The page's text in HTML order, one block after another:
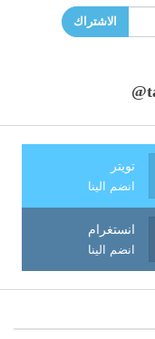
الاشتراك
تويتر
انضم الينا
انستغرام
انضم الينا